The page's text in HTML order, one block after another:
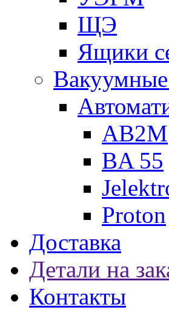
ЩЭ
Ящики
Вакуумные
AB2M
BA 55
Proton
Доставка
Детали на
Контакты